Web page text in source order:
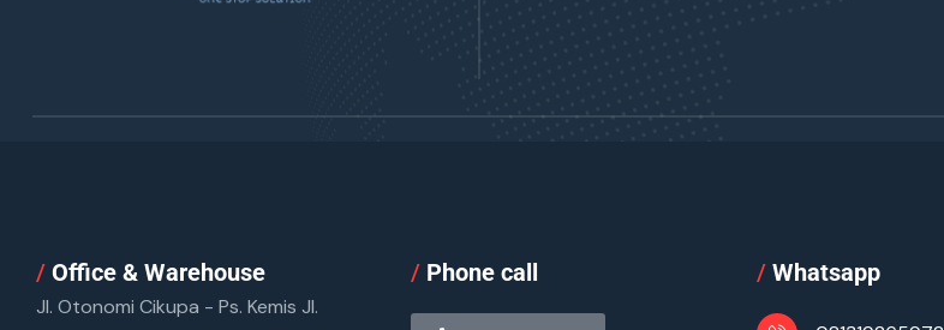
/ Office & Warehouse
Jl. Otonomi Cikupa - Ps. Kemis Jl.
/ Phone call /Whatsapp